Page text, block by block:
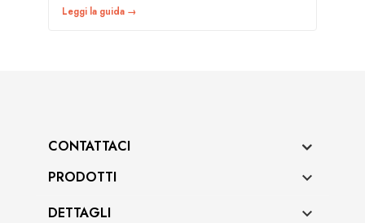
Leggi la guida →
CONTATTACI
PRODOTTI

DETTAGLI 